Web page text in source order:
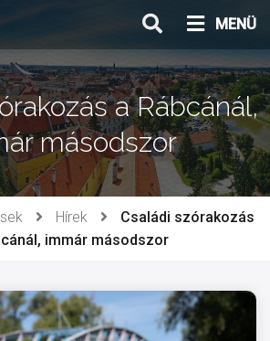
MENÜ
a Rábcánál,
másodszor
Hírek
Családi szórakozás
immár másodszor